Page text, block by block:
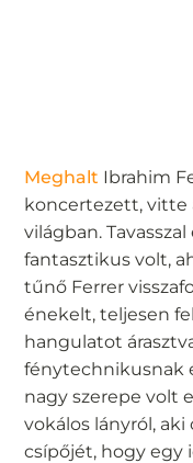
Meghalt Ibrahim
koncertezett, vitte
világban.
fantasztikus volt,
tűnő Ferrer
énekelt, teljesen
hangulatot
fénytechnikusnak
nagy szerepe volt
vokálos lányról,
csípőjét, hogy egy